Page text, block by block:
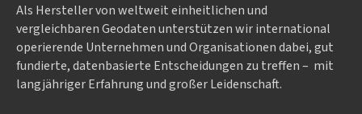
Als Hersteller von weltweit einheitlichen und
vergleichbaren Geodaten un­ter­stüt­zen wir in­ter­na­tional
ope­rieren­de Un­ter­neh­men und Or­ga­nisa­tionen dabei, gut
fundierte, datenbasierte Entscheidungen zu treffen – mit
langjähriger Erfahrung und großer Leidenschaft.